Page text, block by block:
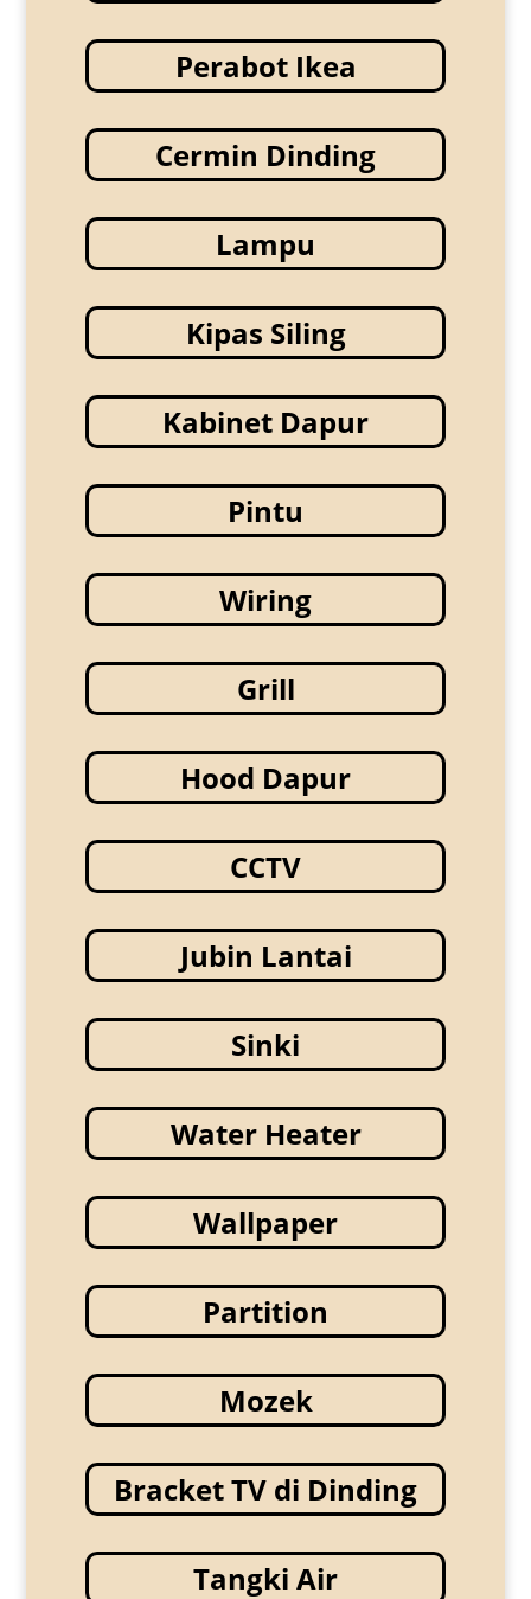
Perabot Ikea
Cermin Dinding
Lampu
Kipas Siling
Kabinet Dapur
Pintu
Wiring
Grill
Hood Dapur
CCTV
Jubin Lantai
Sinki
Water Heater
Wallpaper
Partition
Mozek
Bracket TV di Dinding
Tangki Air